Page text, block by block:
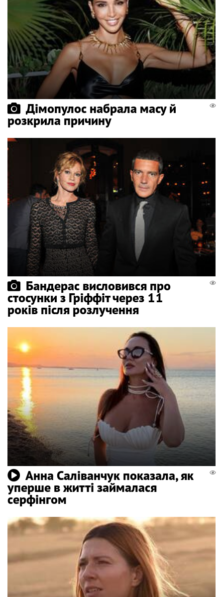
Дімопулос набрала масу й
розкрила причину
Бандерас висловився про
стосунки з Гріффіт через 11
років після розлучення
Анна Саліванчук показала, як
уперше в житті займалася
серфінгом